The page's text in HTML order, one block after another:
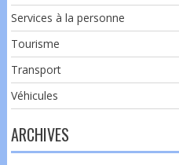
Services à la personne
Tourisme
Transport
Véhicules
ARCHIVES